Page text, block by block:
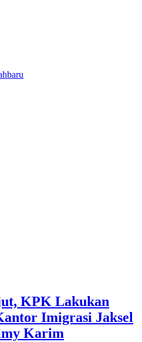
KPK Lakukan
Imigrasi Jaksel
Karim